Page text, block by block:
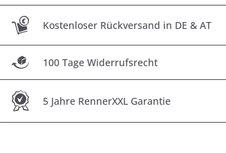
Kostenloser Rückversand in DE & AT
100 Tage Widerrufsrecht
5 Jahre RennerXXL Garantie